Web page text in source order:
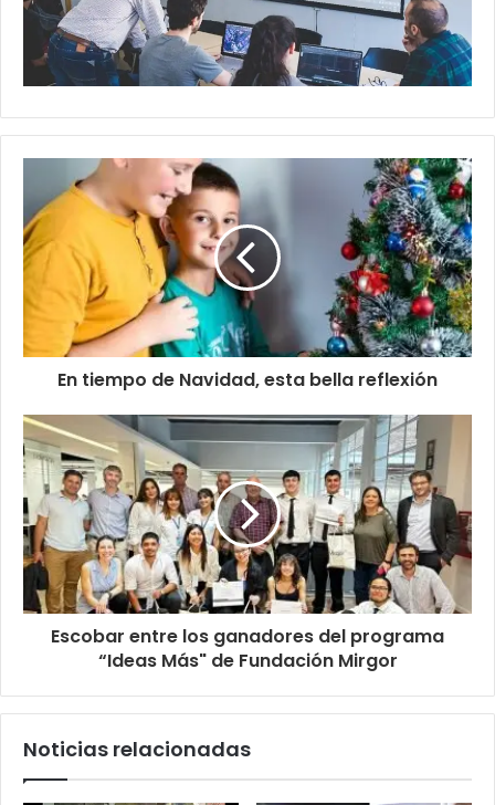
En tiempo de Navidad, esta bella reflexión
Escobar entre los ganadores del programa
“Ideas Más" de Fundación Mirgor
Noticias relacionadas